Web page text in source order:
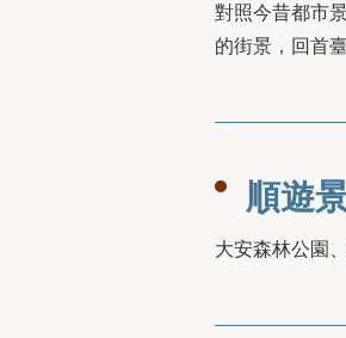
對照今昔都市
的街景，回首
順遊
大安森林公園